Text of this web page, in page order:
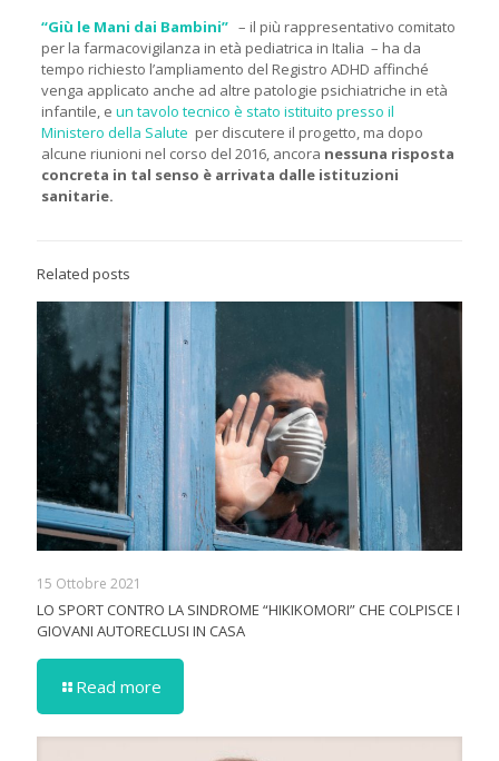
“Giù le Mani dai Bambini” – il più rappresentativo comitato
per la farmacovigilanza in età pediatrica in Italia – ha da
tempo richiesto l’ampliamento del Registro ADHD affinché
venga applicato anche ad altre patologie psichiatriche in età
infantile, e un tavolo tecnico è stato istituito presso il
Ministero della Salute per discutere il progetto, ma dopo
alcune riunioni nel corso del 2016, ancora nessuna risposta
concreta in tal senso è arrivata dalle istituzioni
sanitarie.
Related posts
15 Ottobre 2021
LO SPORT CONTRO LA SINDROME “HIKIKOMORI” CHE COLPISCE I
GIOVANI AUTORECLUSI IN CASA
Read more